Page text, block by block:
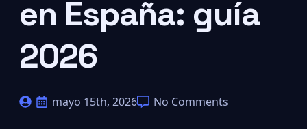
en España: guía
2026
mayo 15th, 2026 No Comments